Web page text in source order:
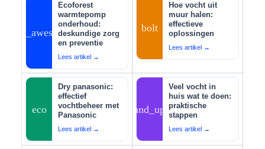
auto_awesome
Ecoforest
warmtepomp
onderhoud:
deskundige zorg
en preventie
Lees artikel →
bolt
Hoe vocht uit
muur halen:
effectieve
oplossingen
Lees artikel →
eco
Dry panasonic:
effectief
vochtbeheer met
Panasonic
Lees artikel →
tips_and_updates
Veel vocht in
huis wat te doen:
praktische
stappen
Lees artikel →